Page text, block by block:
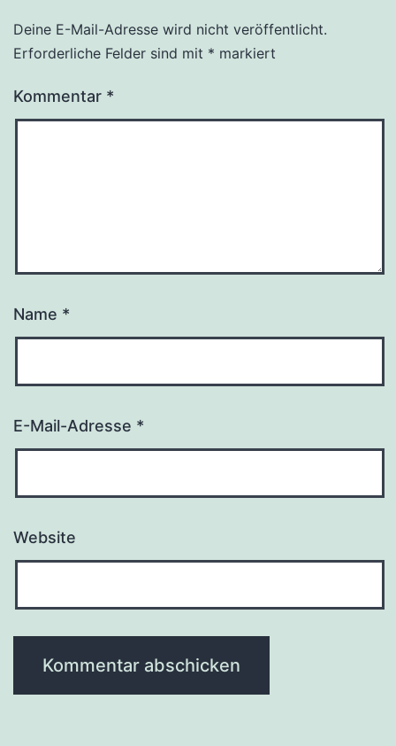
Deine E-Mail-Adresse wird nicht veröffentlicht.
Erforderliche Felder sind mit * markiert
Kommentar *
Name *
E-Mail-Adresse *
Website